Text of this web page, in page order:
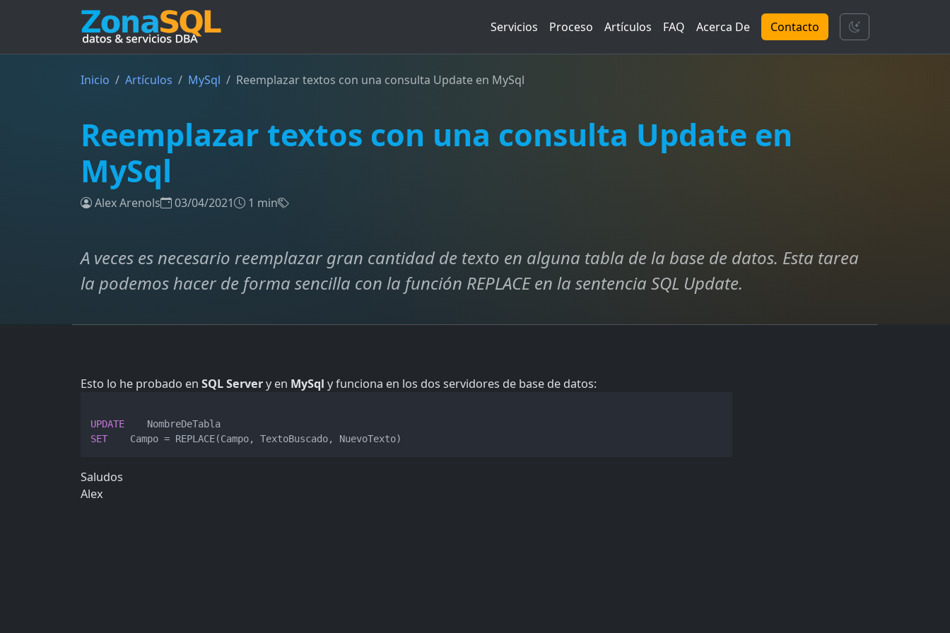
Servicios Proceso Artículos FAQ Acerca De Contacto
Inicio Artículos MySql Reemplazar textos con una consulta Update en MySql
Reemplazar textos con una consulta Update en
MySql
Alex Arenols 03/04/2021 1 min
A veces es necesario reemplazar gran cantidad de texto en alguna tabla de la base de datos. Esta tarea
la podemos hacer de forma sencilla con la función REPLACE en la sentencia SQL Update.
Esto lo he probado en SQL Servery en MySql y funciona en los dos servidores de base de datos:
UPDATE
SET
    Campo
=
Saludos
Alex